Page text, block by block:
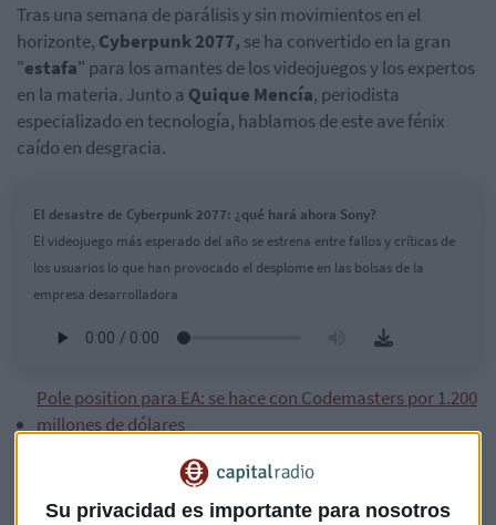
Su privacidad es importante para nosotros
Tras una semana de parálisis y sin movimientos en el
horizonte, Cyberpunk 2077, se ha convertido en la gran
"estafa" para los amantes de los videojuegos y los expertos
en la materia. Junto a Quique Mencía, periodista
especializado en tecnología, hablamos de este ave fénix
caído en desgracia.
El desastre de Cyberpunk 2077: ¿qué hará ahora Sony?
El videojuego más esperado del año se estrena entre fallos y críticas de
los usuarios lo que han provocado el desplome en las bolsas de la
empresa desarrolladora
Pole position para EA: se hace con Codemasters por 1.200
millones de dólares
Game Awards 2020 y la no elección de León como capital
europea de la ciberseguridad